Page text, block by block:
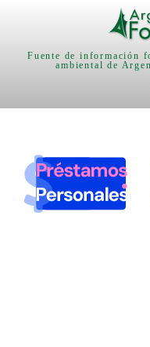
Fuente de información
ambiental de